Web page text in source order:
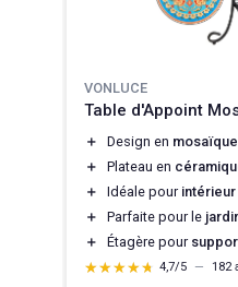
VONLUCE
Table d'Appoint
＋ Design en mosaïque
＋
Plateau en
＋
Idéale pour
＋
Parfaite pour le
＋
Étagère pour
★★★★★
★★★★★ 4,7/5 — 182